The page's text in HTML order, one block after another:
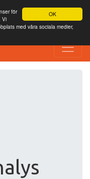
OK
för
Vi
med våra sociala medier,